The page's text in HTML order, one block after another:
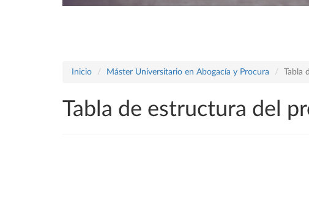
Inicio Máster Universitario en Abogacía y Procura
Tabla de estructura del